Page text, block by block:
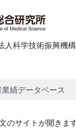
科学技術振興機
績データベース
のサイトが開きます